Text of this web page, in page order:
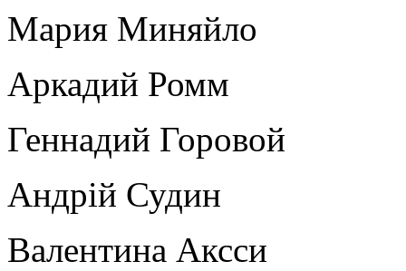
Мария Миняйло
Аркадий Ромм
Геннадий Горовой
Андрій Судин
Валентина Аксси